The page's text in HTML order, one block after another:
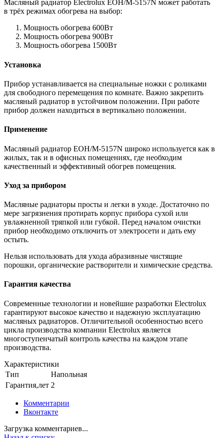
Масляный радиатор Electrolux EOH/M-5157N может работать
в трёх режимах обогрева на выбор:
Мощность обогрева 600Вт
Мощность обогрева 900Вт
Мощность обогрева 1500Вт
Установка
Прибор устанавливается на специальные ножки с роликами
для свободного перемещения по комнате. Важно закрепить
масляный радиатор в устойчивом положении. При работе
прибор должен находиться в вертикально положении.
Применение
Масляный радиатор EOH/M-5157N широко используется как в
жилых, так и в офисных помещениях, где необходим
качественный и эффективный обогрев помещения.
Уход за прибором
Масляные радиаторы просты и легки в уходе. Достаточно по
мере загрязнения протирать корпус прибора сухой или
увлажненной тряпкой или губкой. Перед началом очистки
прибор необходимо отключить от электросети и дать ему
остыть.
Нельзя использовать для ухода абразивные чистящие
порошки, органические растворители и химические средства.
Гарантия качества
Современные технологии и новейшие разработки Electrolux
гарантируют высокое качество и надежную эксплуатацию
масляных радиаторов. Отличительной особенностью всего
цикла производства компании Electrolux является
многоступенчатый контроль качества на каждом этапе
производства.
Характеристики
Тип
Напольная
Гарантия,лет 2
Комментарии
Вконтакте
Загрузка комментариев...